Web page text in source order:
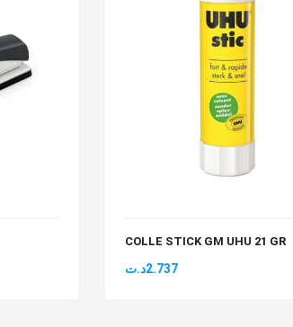
COLLE STICK GM UHU 21 GR
2.737د.ت